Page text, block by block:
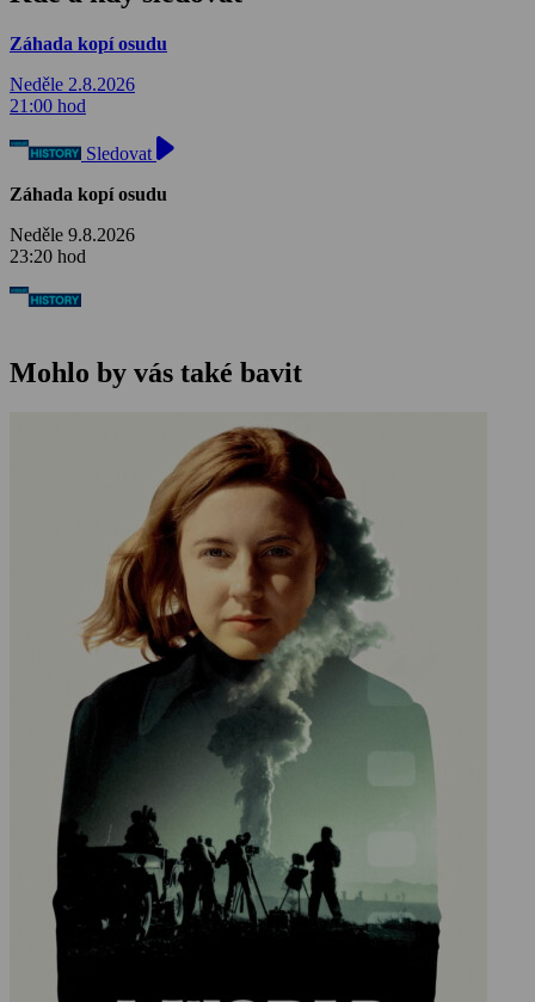
Záhada kopí osudu
Neděle 2.8.2026
21:00 hod
Sledovat
Záhada kopí osudu
Neděle 9.8.2026
23:20 hod
Mohlo by vás také bavit